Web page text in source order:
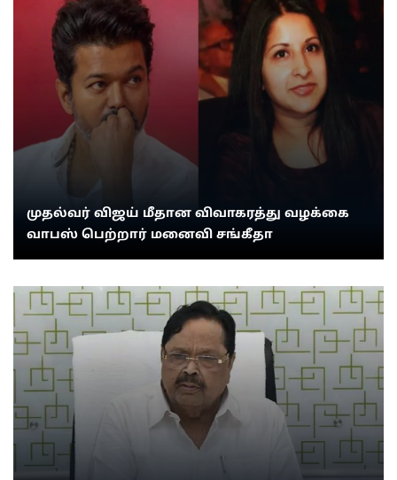
முதல்வர் விஜய் மீதான விவாகரத்து வழக்கை
வாபஸ் பெற்றார் மனைவி சங்கீதா